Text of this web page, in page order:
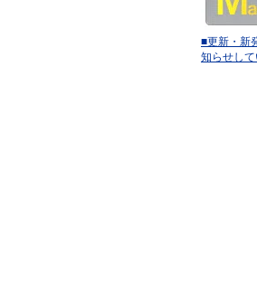
■更新・新
知らせし